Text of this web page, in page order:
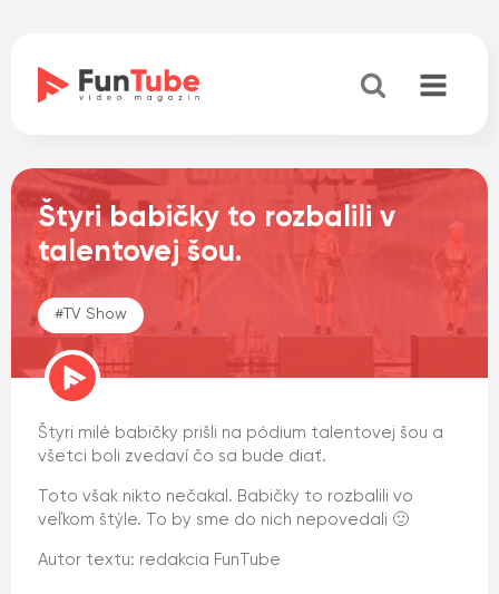
Štyri babičky to rozbalili v
talentovej šou.
# TV Show
Štyri milé babičky prišli na pódium talentovej šou a
všetci boli zvedaví čo sa bude diať.
Toto však nikto nečakal. Babičky to rozbalili vo
veľkom štýle. To by sme do nich nepovedali 🙂
Autor textu: redakcia FunTube